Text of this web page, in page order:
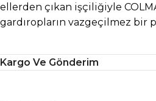
ellerden çıkan işçiliğiyle
gardıropların vazgeçilmez bir
Kargo Ve Gönderim